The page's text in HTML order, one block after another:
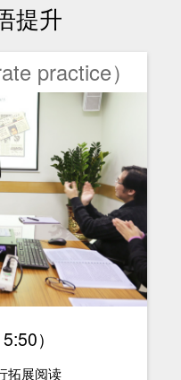
提升
practice）
）
拓展阅读